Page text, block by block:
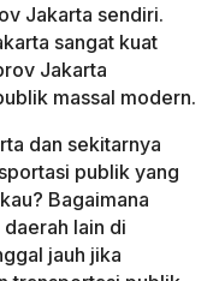
Jakarta sendiri.
sangat kuat
Jakarta
massal modern.
dan sekitarnya
publik yang
Bagaimana
lain di
jauh jika